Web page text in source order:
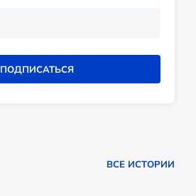
ПОДПИСАТЬСЯ
ВСЕ ИСТОРИИ